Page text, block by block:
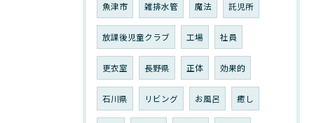
魚津市 雑排水管 魔法 託児所
放課後児童クラブ 工場 社員
更衣室 長野県 正体 効果的
石川県 リビング お風呂 癒し